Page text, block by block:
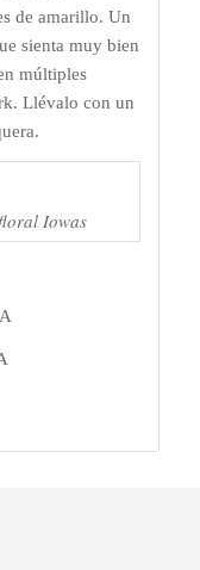
de amarillo. Un
sienta muy bien
múltiples
Llévalo con un
Iowas